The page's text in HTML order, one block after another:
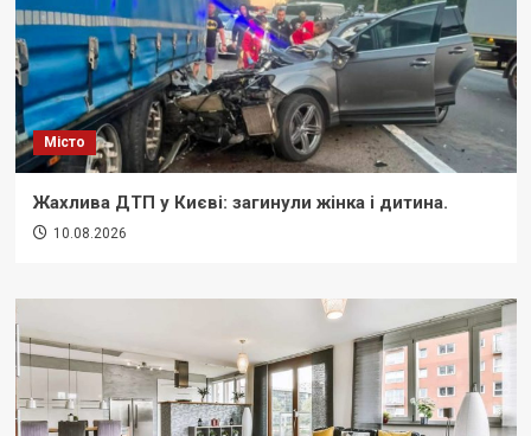
Місто
Жахлива ДТП у Києві: загинули жінка і дитина.
10.08.2026